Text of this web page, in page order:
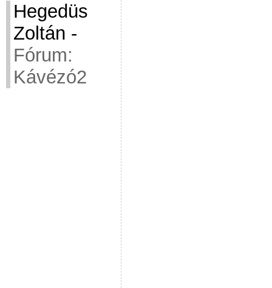
Hegedüs
Zoltán -
Fórum:
Kávézó2